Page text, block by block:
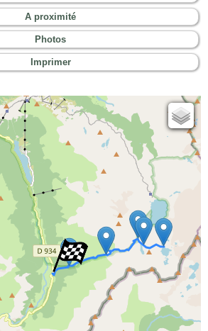
A proximité
Photos
Imprimer
Cartes IGN
Open Topo Map
Open Street Map
ESRI Word Imagery
Photographies aériennes